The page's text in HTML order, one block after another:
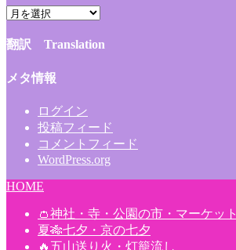
ア
カ
ブ
翻訳 Translation
メタ情報
ログイン
投稿フィード
コメントフィード
WordPress.org
HOME
👛神社・寺・公園の市・マーケット
夏🎋七夕・京の七夕
🔥五山送り火・灯籠流し